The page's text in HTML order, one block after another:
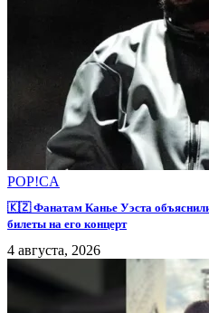
POP!CA
🇰🇿 Фанатам Канье Уэста объяснили
билеты на его концерт
4 августа, 2026